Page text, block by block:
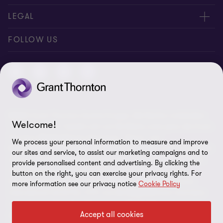
Expert:innen
Über uns
AAB/AGB
Karriere
LEGAL
Impressum
Disclaimer
Datenschutz
Cookie-Einstellungen
FOLLOW US
"Grant Thornton” bezieht sich auf die Marke unter jener die Grant
Thornton Mitgliedsfirmen Assurance-, Steuer- und
Beratungsdienstleistungen für Klienten erbringen und/oder bezieht
sich je nach Anforderung auf eine oder mehrere Mitgliedsfirmen.
Grant Thornton Austria GmbH Wirtschaftsprüfungs- und
Steuerberatungsgesellschaft ist Mitglied von Grant Thornton
weltweite Gesellschaft. GTIL und jede Mitgliedsfirma sind eine
eigene Rechtseinheit. Dienstleistungen werden von den
Welcome!
We process your personal information to measure and improve
our sites and service, to assist our marketing campaigns and to
provide personalised content and advertising. By clicking the
button on the right, you can exercise your privacy rights. For
more information see our privacy notice Cookie Policy
Accept all cookies